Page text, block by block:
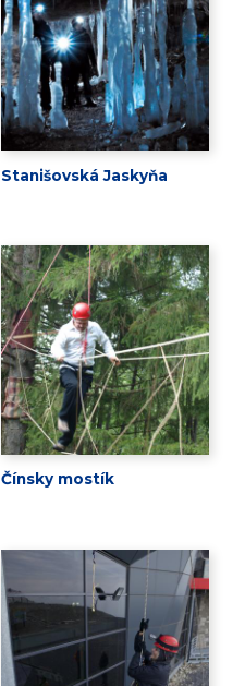
Stanišovská Jaskyňa
Čínsky mostík